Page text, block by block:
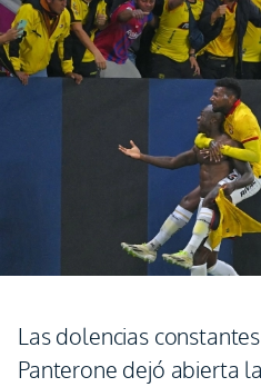
Las dolencias
Panterone dejó abierta